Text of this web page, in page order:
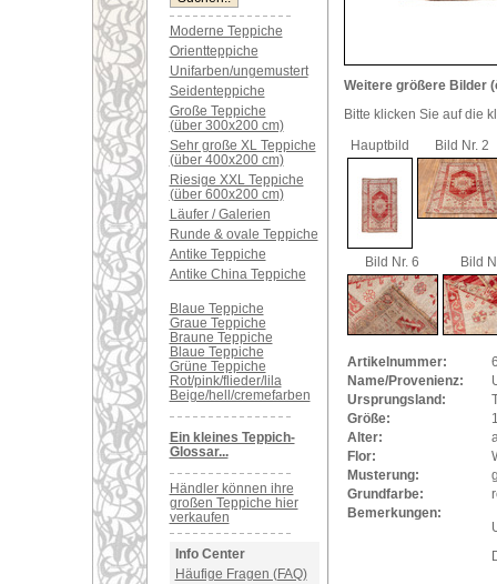
Moderne Teppiche
Orientteppiche
Unifarben/ungemustert
Seidenteppiche
Große Teppiche
(über 300x200 cm)
Sehr große XL Teppiche
(über 400x200 cm)
Riesige XXL Teppiche
(über 600x200 cm)
Läufer / Galerien
Runde & ovale Teppiche
Antike Teppiche
Antike China Teppiche
Blaue Teppiche
Graue Teppiche
Braune Teppiche
Blaue Teppiche
Grüne Teppiche
Rot/pink/flieder/lila
Beige/hell/cremefarben
Ein kleines Teppich-
Glossar...
Händler können ihre
großen Teppiche hier
verkaufen
Info Center
Häufige Fragen (FAQ)
Weitere größere Bilder
Bitte klicken Sie auf die
Hauptbild
Bild Nr. 2
Bild Nr. 6 Bild
Artikelnummer:
Name/Provenienz:
Ursprungsland:
Größe:
Alter:
Flor:
Musterung:
Grundfarbe:
Bemerkungen: